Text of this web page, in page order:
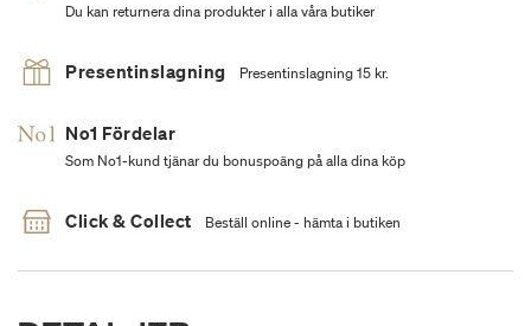
Du kan returnera dina produkter i alla våra butiker
Presentinslagning Presentinslagning 15 kr.
No1 Fördelar
Som No1-kund tjänar du bonuspoäng på alla dina köp
Click & Collect Beställ online - hämta i butiken